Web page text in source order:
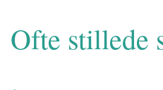
Ofte stillede